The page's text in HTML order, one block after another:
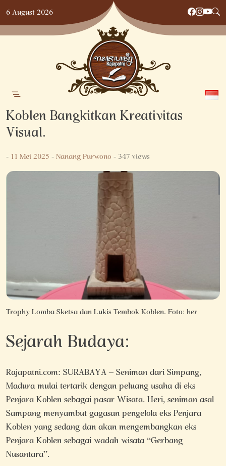
Skip
to
content
6 August 2026
Koblen Bangkitkan Kreativitas
Visual.
-11 Mei 2025-Nanang Purwono- 347 views
Trophy Lomba Sketsa dan Lukis Tembok Koblen. Foto: her
Sejarah Budaya:
Rajapatni.com: SURABAYA – Seniman dari Simpang,
Madura mulai tertarik dengan peluang usaha di eks
Penjara Koblen sebagai pasar Wisata. Heri, seniman asal
Sampang menyambut gagasan pengelola eks Penjara
Koblen yang sedang dan akan mengembangkan eks
Penjara Koblen sebagai wadah wisata “Gerbang
Nusantara”.